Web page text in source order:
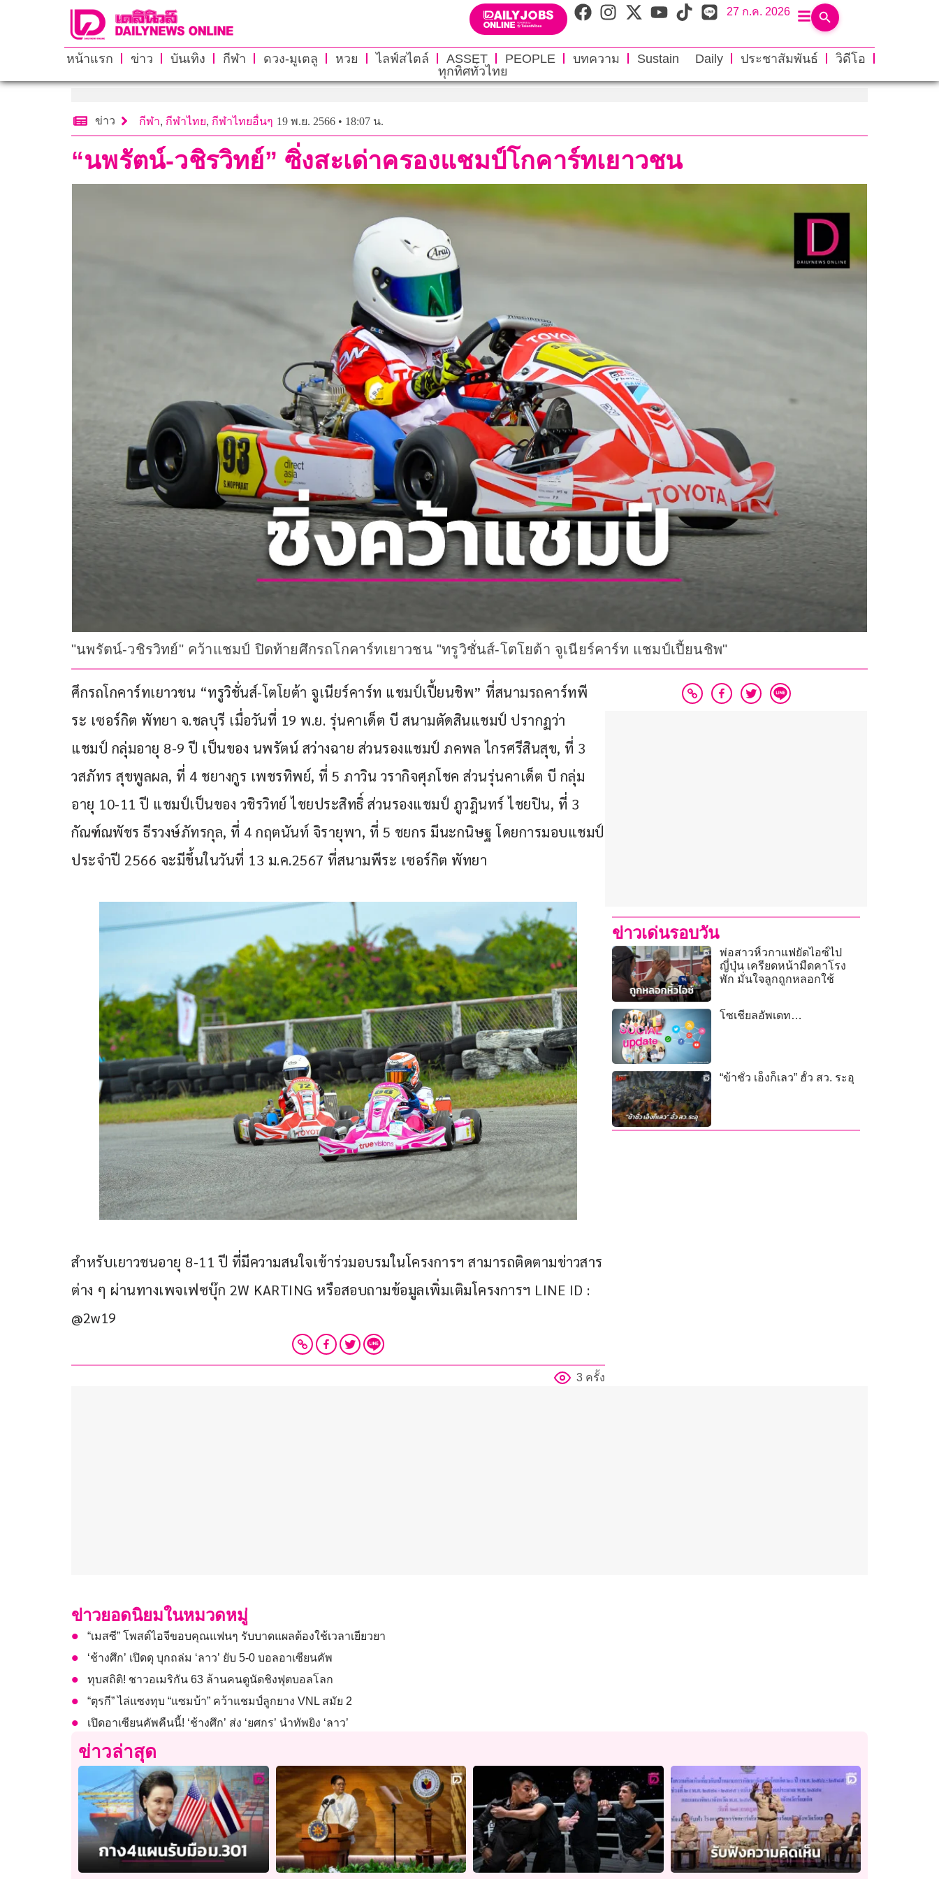
27 ก.ค. 2026
หน้าแรก ข่าว บันเทิง กีฬา ดวง-มูเตลู หวย ไลฟ์สไตล์ ASSET PEOPLE บทความ Sustain Daily ประชาสัมพันธ์
วิดีโอ
ทุกทิศทั่วไทย
ข่าว กีฬา, กีฬาไทย, กีฬาไทยอื่นๆ 19 พ.ย. 2566 • 18:07 น.
“นพรัตน์-วชิรวิทย์” ซิ่งสะเด่าครองแชมป์โกคาร์ทเยาวชน
"นพรัตน์-วชิรวิทย์" คว้าแชมป์ ปิดท้ายศึกรถโกคาร์ทเยาวชน "ทรูวิชั่นส์-โตโยต้า จูเนียร์คาร์ท แชมป์เปี้ยนชิพ"
ศึกรถโกคาร์ทเยาวชน “ทรูวิชั่นส์-โตโยต้า จูเนียร์คาร์ท แชมป์เปี้ยนชิพ” ที่สนามรถคาร์ทพี
ระ เซอร์กิต พัทยา จ.ชลบุรี เมื่อวันที่ 19 พ.ย. รุ่นคาเด็ต บี สนามตัดสินแชมป์ ปรากฏว่า
แชมป์ กลุ่มอายุ 8-9 ปี เป็นของ นพรัตน์ สว่างฉาย ส่วนรองแชมป์ ภคพล ไกรศรีสินสุข, ที่ 3
วสภัทร สุขพูลผล, ที่ 4 ชยางกูร เพชรทิพย์, ที่ 5 ภาวิน วรากิจศุภโชค ส่วนรุ่นคาเด็ต บี กลุ่ม
อายุ 10-11 ปี แชมป์เป็นของ วชิรวิทย์ ไชยประสิทธิ์ ส่วนรองแชมป์ ภูวฎินทร์ ไชยปิน, ที่ 3
กัณฑ์ณพัชร ธีรวงษ์ภัทรกุล, ที่ 4 กฤตนันท์ จิรายุพา, ที่ 5 ชยกร มีนะกนิษฐ โดยการมอบแชมป์
ประจำปี 2566 จะมีขึ้นในวันที่ 13 ม.ค.2567 ที่สนามพีระ เซอร์กิต พัทยา
สำหรับเยาวชนอายุ 8-11 ปี ที่มีความสนใจเข้าร่วมอบรมในโครงการฯ สามารถติดตามข่าวสาร
ต่าง ๆ ผ่านทางเพจเฟซบุ๊ก 2W KARTING หรือสอบถามข้อมูลเพิ่มเติมโครงการฯ LINE ID :
@2w19
3 ครั้ง
ข่าวเด่นรอบวัน
พ่อสาวหิ้วกาแฟยัดไอซ์ไป
ญี่ปุ่น เครียดหน้ามืดคาโรง
พัก มั่นใจลูกถูกหลอกใช้
โซเชียลอัพเดท…
“ข้าชั่ว เอ็งก็เลว” ฮั้ว สว. ระอุ
ข่าวยอดนิยมในหมวดหมู่
“เมสซี” โพสต์ไอจีขอบคุณแฟนๆ รับบาดแผลต้องใช้เวลาเยียวยา
‘ช้างศึก’ เปิดดุ บุกถล่ม ‘ลาว’ ยับ 5-0 บอลอาเซียนคัพ
ทุบสถิติ! ชาวอเมริกัน 63 ล้านคนดูนัดชิงฟุตบอลโลก
“ตุรกี” ไล่แซงทุบ “แซมบ้า” คว้าแชมป์ลูกยาง VNL สมัย 2
เปิดอาเซียนคัพคืนนี้! ‘ช้างศึก’ ส่ง ‘ยศกร’ นำทัพยิง ‘ลาว’
ข่าวล่าสุด